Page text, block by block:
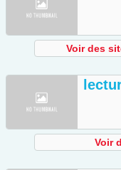
Voir des
Voir